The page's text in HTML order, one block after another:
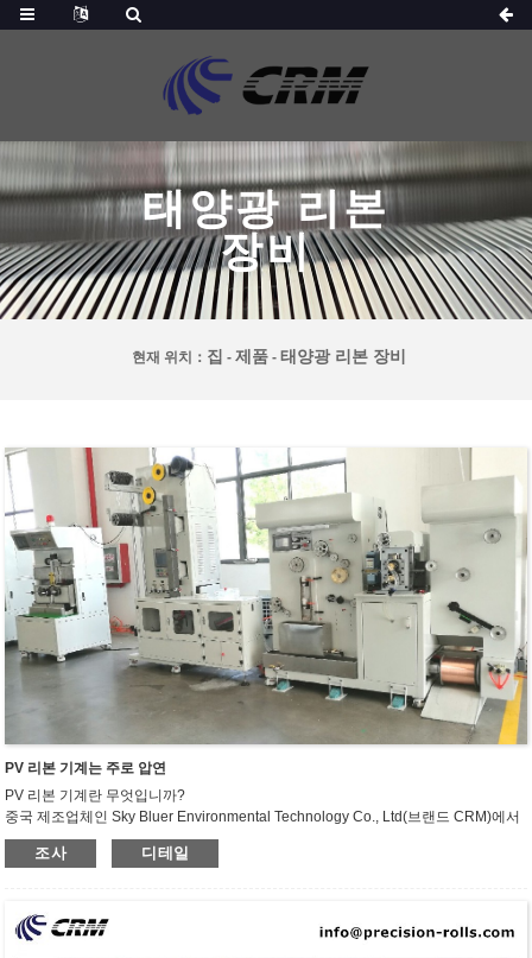
태양광 리본
장비
현재 위치： 집 - 제품 - 태양광 리본 장비
PV 리본 기계는 주로 압연
PV 리본 기계란 무엇입니까?
중국 제조업체인 Sky Bluer Environmental Technology Co., Ltd(브랜드 CRM)에서
생산하는 PV 리본 기계는 얇은 구리 또는 은 스트립을 연속적으로 롤링하고 편평하
게 만들어 PV 리본을 생산하는 전문 제조 장비입니다. 그런 다음 기계에서 생산된 리
생산하는 것입니다.PV 리본 기계 기술의 발전
조사 디테일